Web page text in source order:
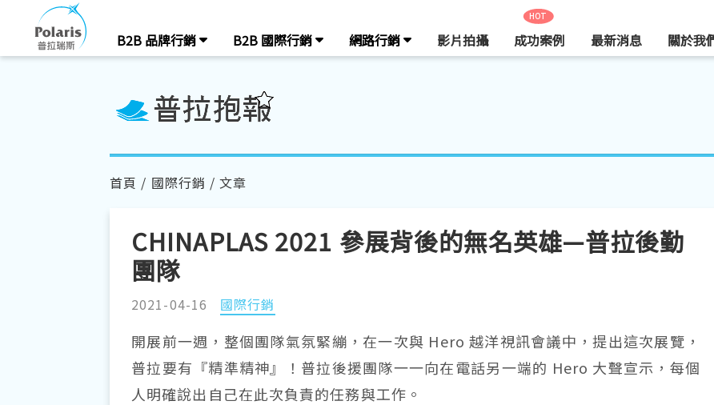
B2B 品牌行銷 B2B 國際行銷 網路行銷 影片拍攝
HOT
成功案例 最新消息 關於我
首頁 / 國際行銷 / 文章
CHINAPLAS 2021 參展背後的無名英雄—普拉後勤
團隊
2021-04-16 國際行銷
開展前一週，整個團隊氣氛緊繃，在一次與 Hero 越洋視訊會議中，提出這次展覽，
普拉要有『精準精神』！普拉後援團隊一一向在電話另一端的 Hero 大聲宣示，每個
人明確說出自己在此次負責的任務與工作。